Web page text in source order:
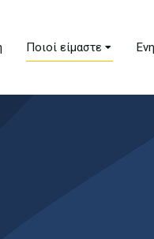
Ποιοί είμαστε